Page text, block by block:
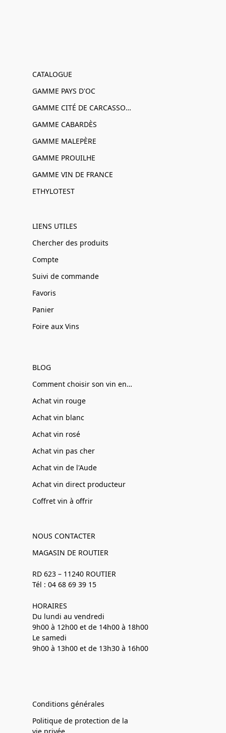
CATALOGUE
GAMME PAYS D'OC
GAMME CITÉ DE CARCASSONNE
GAMME CABARDÈS
GAMME MALEPÈRE
GAMME PROUILHE
GAMME VIN DE FRANCE
ETHYLOTEST
LIENS UTILES
Chercher des produits
Compte
Suivi de commande
Favoris
Panier
Foire aux Vins
BLOG
Comment choisir son vin en ligne
Achat vin rouge
Achat vin blanc
Achat vin rosé
Achat vin pas cher
Achat vin de l'Aude
Achat vin direct producteur
Coffret vin à offrir
NOUS CONTACTER
MAGASIN DE ROUTIER
RD 623 – 11240 ROUTIER
Tél : 04 68 69 39 15
HORAIRES
Du lundi au vendredi
9h00 à 12h00 et de 14h00 à 18h00
Le samedi
9h00 à 13h00 et de 13h30 à 16h00
Conditions générales
Politique de protection de la